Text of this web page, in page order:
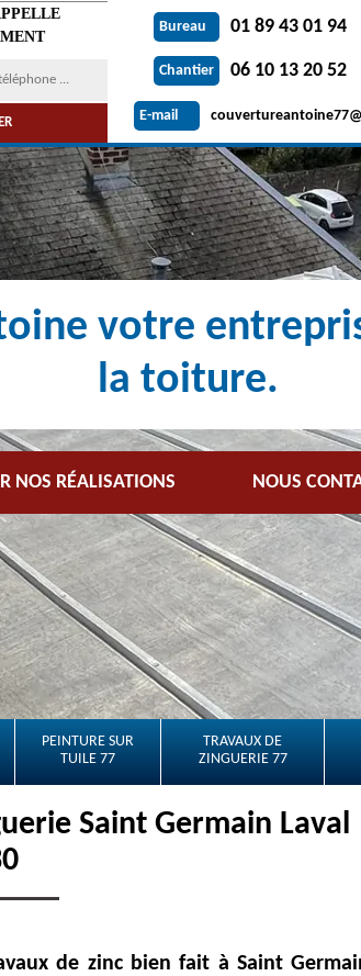
Bureau 01 89 43 01 94
Chantier 06 10 13 20 52
E-mail
votre
la toiture.
NOS RÉALISATIONS NOUS
PEINTURE SUR
TUILE 77
TRAVAUX DE
ZINGUERIE 77
Saint Germain Laval
de zinc bien fait à Saint